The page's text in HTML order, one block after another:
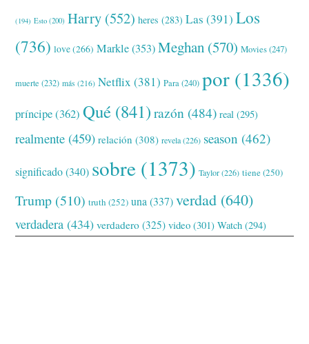
(194) Esto (200) Harry (552) heres (283) Las (391) Los
(736) love(266) Markle(353) Meghan (570) Movies(247)
muerte (232) más (216) Netflix (381) Para(240) por (1336)
príncipe(362) Qué (841) razón (484) real (295)
realmente (459) relación (308) revela(226) season (462)
significado(340) sobre (1373) Taylor(226) tiene(250)
Trump (510) truth (252) una (337) verdad (640)
verdadera (434) verdadero (325) video (301) Watch (294)